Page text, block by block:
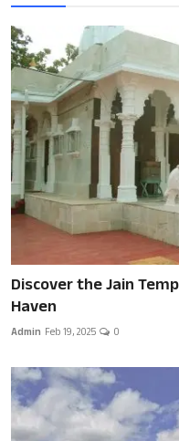
Discover the Jain
Haven
Admin Feb 19, 2025 0